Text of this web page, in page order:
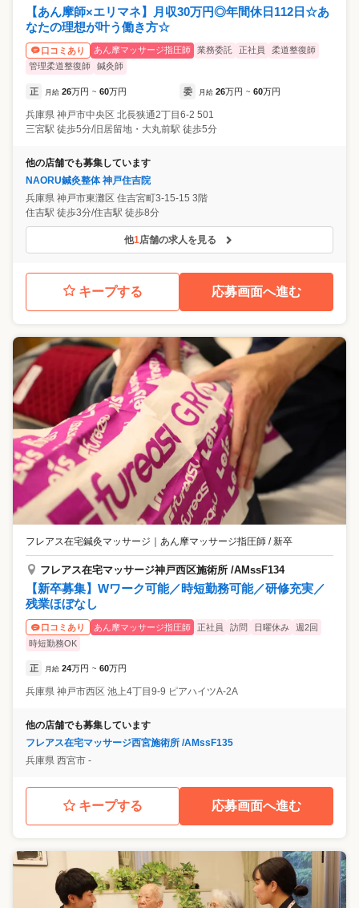
【あん摩師×エリマネ】月収30万円◎年間休日112日☆あ
なたの理想が叶う働き方☆
口コミあり あん摩マッサージ指圧師 業務委託 正社員
柔道整復師
管理柔道整復師
鍼灸師
正 月給 26万円 ~ 60万円 委 月給 26万円 ~ 60万円
兵庫県 神戸市中央区 北長狭通2丁目6-2 501
三宮駅 徒歩5分/旧居留地・大丸前駅 徒歩5分
他の店舗でも募集しています
NAORU鍼灸整体 神戸住吉院
兵庫県 神戸市東灘区 住吉宮町3-15-15 3階
住吉駅 徒歩3分/住吉駅 徒歩8分
他1店舗の求人を見る
キープする 応募画面へ進む
フレアス在宅鍼灸マッサージ あん摩マッサージ指圧師 / 新卒
フレアス在宅マッサージ神戸西区施術所 /AMssF134
【新卒募集】Wワーク可能／時短勤務可能／研修充実／
残業ほぼなし
口コミあり あん摩マッサージ指圧師 正社員 訪問 日曜休み
週2回
時短勤務OK
正 月給 24万円 ~ 60万円
兵庫県 神戸市西区 池上4丁目9‐9 ピアハイツA-2A
他の店舗でも募集しています
フレアス在宅マッサージ西宮施術所 /AMssF135
兵庫県 西宮市 ‐
キープする 応募画面へ進む